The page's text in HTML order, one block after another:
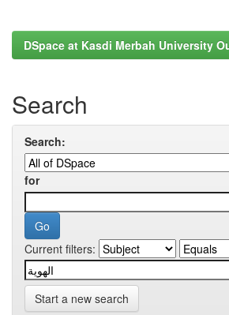
DSpace at Kasdi Merbah University
Search
Search:
for
Current filters:
Start a new search